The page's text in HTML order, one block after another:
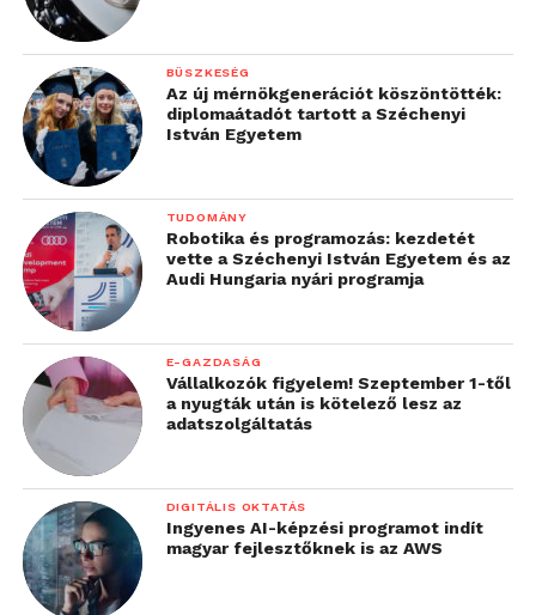
BÜSZKESÉG
Az új mérnökgenerációt köszöntötték:
diplomaátadót tartott a Széchenyi
István Egyetem
TUDOMÁNY
Robotika és programozás: kezdetét
vette a Széchenyi István Egyetem és az
Audi Hungaria nyári programja
E-GAZDASÁG
Vállalkozók figyelem! Szeptember 1-től
a nyugták után is kötelező lesz az
adatszolgáltatás
DIGITÁLIS OKTATÁS
Ingyenes AI-képzési programot indít
magyar fejlesztőknek is az AWS